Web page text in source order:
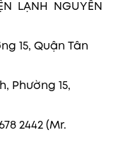
LẠNH NGUYỄN
15, Quận Tân
Phường 15,
2442 (Mr.